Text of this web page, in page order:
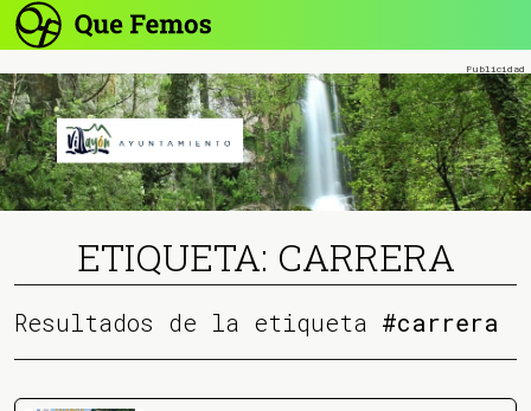
ETIQUETA: CARRERA
Resultados de la etiqueta #carrera